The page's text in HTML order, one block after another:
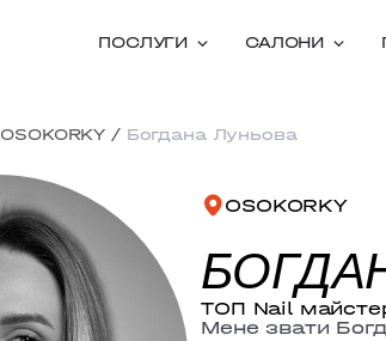
ПОСЛУГИ САЛОНИ
OSOKORKY / Богдана Луньова
OSOKORKY
ТОП Nail
Мене звати